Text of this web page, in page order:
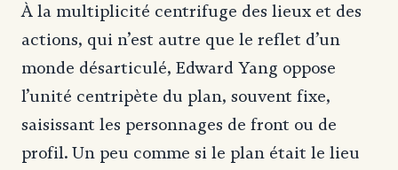
À la multiplicité centrifuge des lieux et des
actions, qui n’est autre que le reflet d’un
monde désarticulé, Edward Yang oppose
l’unité centripète du plan, souvent fixe,
saisissant les personnages de front ou de
profil. Un peu comme si le plan était le lieu